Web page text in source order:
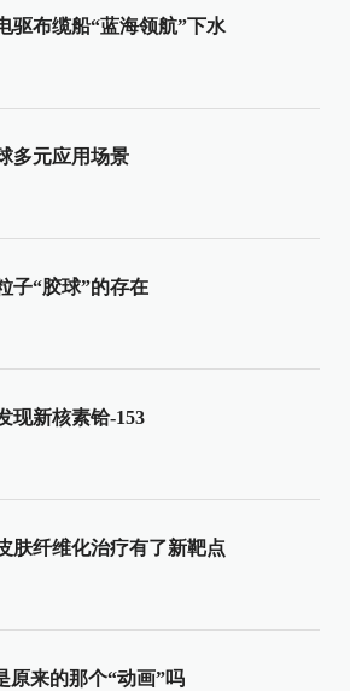
驱布缆船“蓝海领航”下水
多元应用场景
子“胶球”的存在
现新核素铪-153
肤纤维化治疗有了新靶点
原来的那个“动画”吗